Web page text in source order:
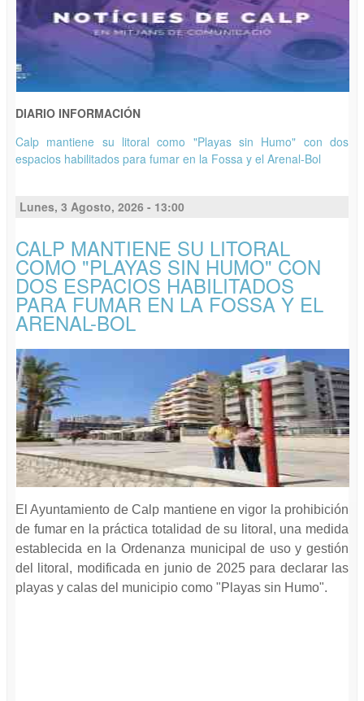
DIARIO INFORMACIÓN
Calp mantiene su litoral como "Playas sin Humo" con dos
espacios habilitados para fumar en la Fossa y el Arenal-Bol
Lunes, 3 Agosto, 2026 - 13:00
CALP MANTIENE SU LITORAL
COMO "PLAYAS SIN HUMO" CON
DOS ESPACIOS HABILITADOS
PARA FUMAR EN LA FOSSA Y EL
ARENAL-BOL
El Ayuntamiento de Calp mantiene en vigor la prohibición
de fumar en la práctica totalidad de su litoral, una medida
establecida en la Ordenanza municipal de uso y gestión
del litoral, modificada en junio de 2025 para declarar las
playas y calas del municipio como "Playas sin Humo".